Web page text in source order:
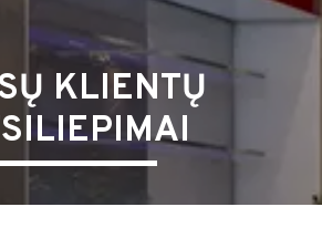
KLIENTŲ